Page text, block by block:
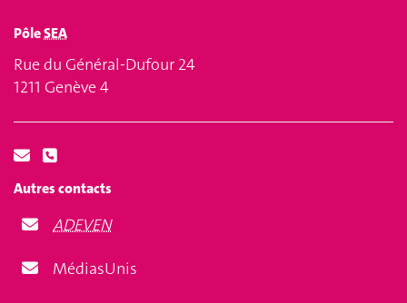
PôleSEA
Rue du Général-Dufour 24
1211 Genève 4
Autres contacts
ADEVEN
MédiasUnis